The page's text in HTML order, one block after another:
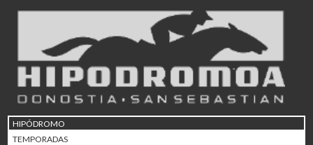
HIPÓDROMO
TEMPORADAS